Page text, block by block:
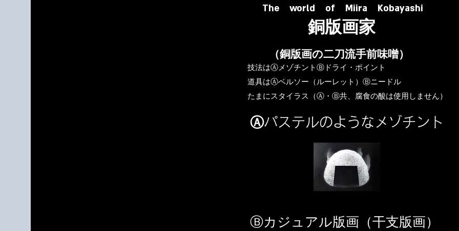
The world of Miira Kobayashi
​銅版画家
​（銅版画の二刀流手前味噌）
​技法はⒶメゾチントⒷドライ・ポイント
道具はⒶベルソー（ルーレット）Ⓑニードル
​たまにスタイラス（Ⓐ・Ⓑ共、腐食の酸は使用しません）
Ⓐパステルのようなメゾチント
​Ⓑカジュアル版画（干支版画）